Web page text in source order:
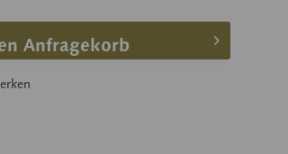
Anfragekorb